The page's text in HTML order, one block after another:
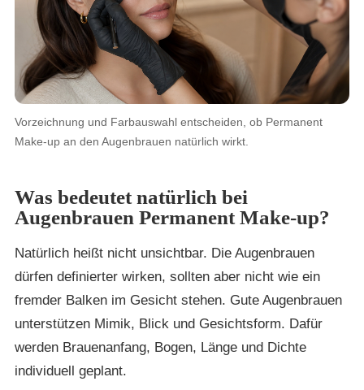
Vorzeichnung und Farbauswahl entscheiden, ob Permanent
Make-up an den Augenbrauen natürlich wirkt.
Was bedeutet natürlich bei
Augenbrauen Permanent Make-up?
Natürlich heißt nicht unsichtbar. Die Augenbrauen
dürfen definierter wirken, sollten aber nicht wie ein
fremder Balken im Gesicht stehen. Gute Augenbrauen
unterstützen Mimik, Blick und Gesichtsform. Dafür
werden Brauenanfang, Bogen, Länge und Dichte
individuell geplant.